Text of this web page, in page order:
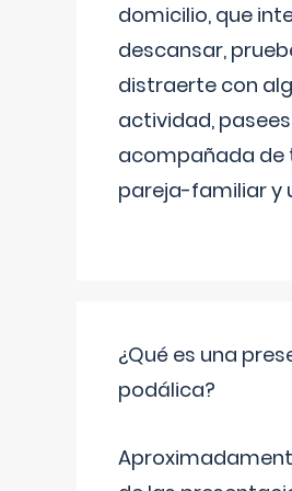
domicilio, que
descansar,
distraerte con
actividad, pasees
acompañada de
pareja-familiar y
¿Qué es una
podálica?